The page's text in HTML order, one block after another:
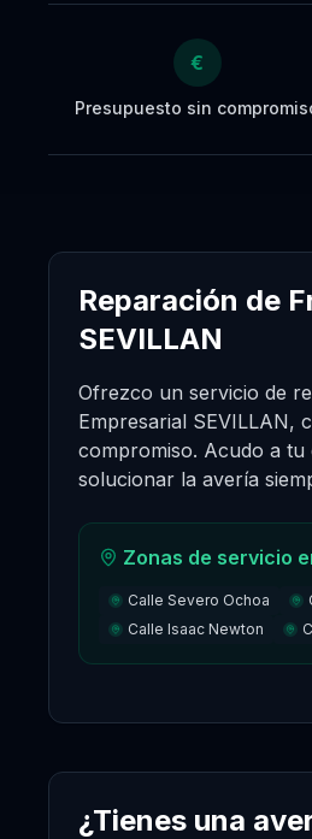
€
Presupuesto sin
Reparación de
SEVILLAN
Ofrezco un servicio de
Empresarial SEVILLAN,
compromiso. Acudo a tu
solucionar la avería
Zonas de servicio
Calle Severo Ochoa
Calle Isaac Newton
¿Tienes una